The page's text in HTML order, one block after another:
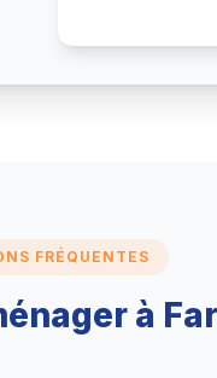
FRÉQUENTES
à